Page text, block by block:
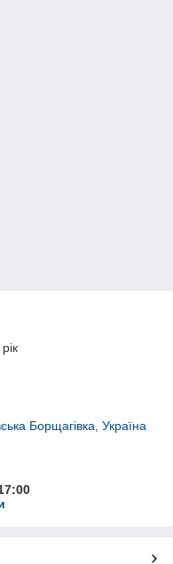
Борщагівка, Україна